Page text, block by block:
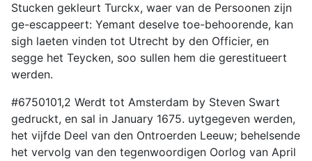
Stucken gekleurt Turckx, waer van de Persoonen zijn
ge-escappeert: Yemant deselve toe-behoorende, kan
sigh laeten vinden tot Utrecht by den Officier, en
segge het Teycken, soo sullen hem die gerestitueert
werden.
#6750101,2 Werdt tot Amsterdam by Steven Swart
gedruckt, en sal in January 1675. uytgegeven werden,
het vijfde Deel van den Ontroerden Leeuw; behelsende
het vervolg van den tegenwoordigen Oorlog van April